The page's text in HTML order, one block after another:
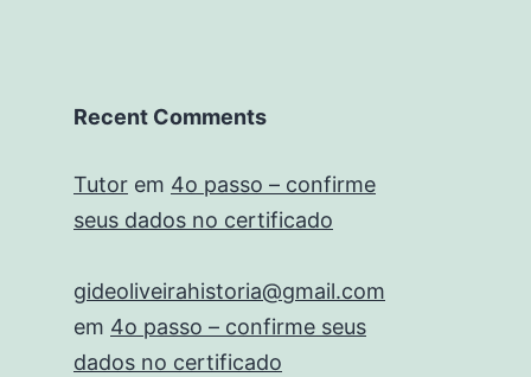
Recent Comments
Tutor em 4o passo – confirme
seus dados no certificado
gideoliveirahistoria@gmail.com
em 4o passo – confirme seus
dados no certificado